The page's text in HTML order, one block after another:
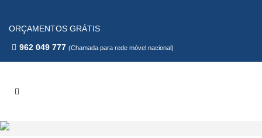
ORÇAMENTOS GRÁTIS
962 049 777 (Chamada para rede móvel nacional)